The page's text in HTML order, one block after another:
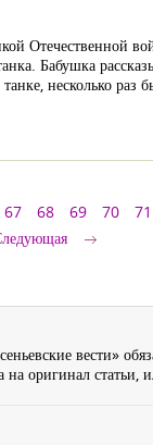
Отечественной
Бабушка
несколько раз
67 68 69 70 71
вести»
оригинал статьи,